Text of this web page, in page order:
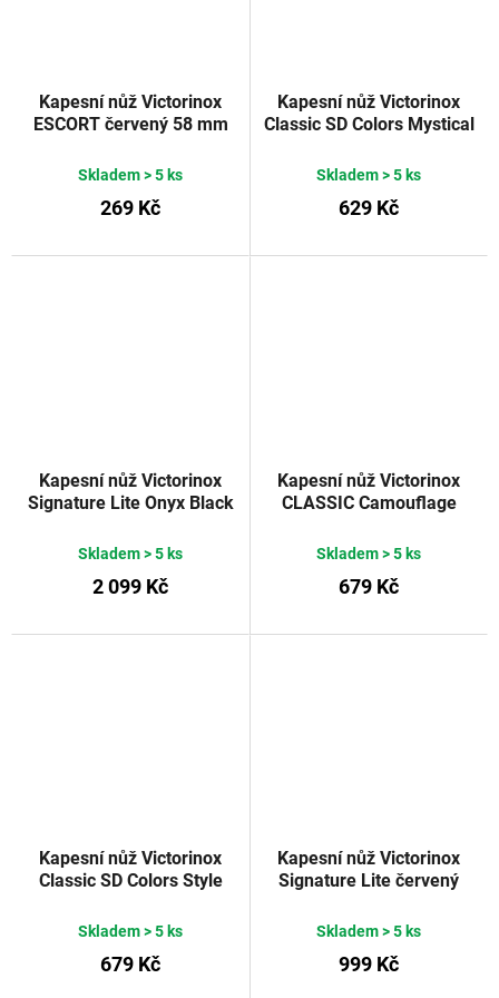
Kapesní nůž Victorinox
ESCORT červený 58 mm
Skladem> 5 ks
269 Kč
Kapesní nůž Victorinox
Classic SD Colors Mystical
Skladem> 5 ks
629 Kč
Kapesní nůž Victorinox
Signature Lite Onyx Black
Skladem> 5 ks
2 099 Kč
Kapesní nůž Victorinox
CLASSIC Camouflage
Skladem> 5 ks
679 Kč
Kapesní nůž Victorinox
Classic SD Colors Style
Skladem> 5 ks
679 Kč
Kapesní nůž Victorinox
Signature Lite červený
Skladem> 5 ks
999 Kč